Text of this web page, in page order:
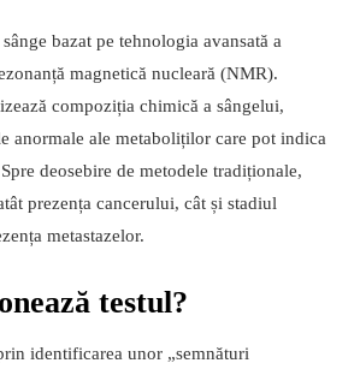
bazat pe tehnologia avansată a
magnetică nucleară (NMR).
compoziția chimică a sângelui,
anormale ale metaboliților care pot indica
deosebire de metodele tradiționale,
prezența cancerului, cât și stadiul
metastazelor.
testul?
identificarea unor „semnături